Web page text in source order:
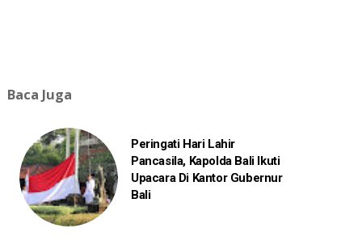
Baca Juga
Peringati Hari Lahir
Pancasila, Kapolda Bali Ikuti
Upacara Di Kantor Gubernur
Bali